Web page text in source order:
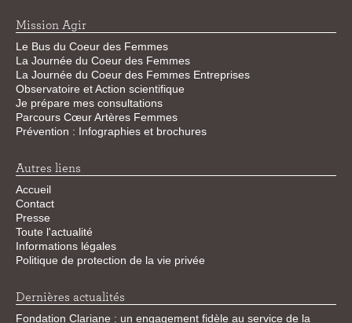
Mission Agir
Le Bus du Coeur des Femmes
La Journée du Coeur des Femmes
La Journée du Coeur des Femmes Entreprises
Observatoire et Action scientifique
Je prépare mes consultations
Parcours Cœur Artères Femmes
Prévention : Infographies et brochures
Autres liens
Accueil
Contact
Presse
Toute l'actualité
Informations légales
Politique de protection de la vie privée
Dernières actualités
Fondation Clariane : un engagement fidèle au service de la